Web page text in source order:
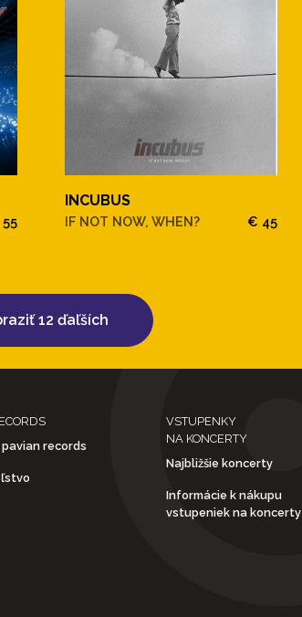
INCUBUS
IF NOT NOW, WHEN? € 45
12 ďaľších
pavian records
VSTUPENKY
NA KONCERTY
Najbližšie koncerty
Informácie k nákupu
vstupeniek na koncerty